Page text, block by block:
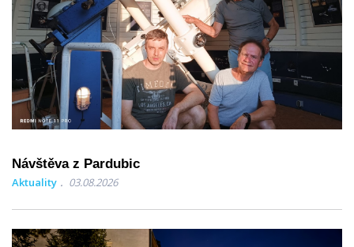
Návštěva z Pardubic
Aktuality 03.08.2026